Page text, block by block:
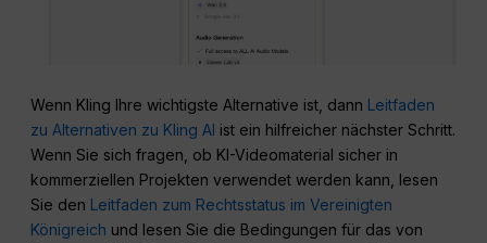
Wenn Kling Ihre wichtigste Alternative ist, dann Leitfaden
zu Alternativen zu Kling AI ist ein hilfreicher nächster Schritt.
Wenn Sie sich fragen, ob KI-Videomaterial sicher in
kommerziellen Projekten verwendet werden kann, lesen
Sie den Leitfaden zum Rechtsstatus im Vereinigten
Königreich und lesen Sie die Bedingungen für das von